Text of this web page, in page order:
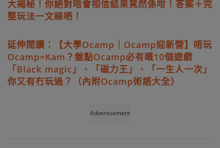
大揭秘！你絕對唔會相信結果竟然係咁！答案＋完
整玩法一文睇哂！
延伸閱讀：【大學Ocamp｜Ocamp迎新營】唔玩
Ocamp=Kam？盤點Ocamp必有嘅10個遊戲
「Black magic」、「磁力王」、「一生人一次」
你又有冇玩過？（內附Ocamp術語大全）
Advertisement